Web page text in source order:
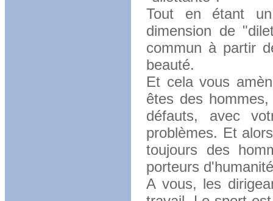
Tout en étant
dimension de
commun à partir
beauté.
Et cela vous
êtes des
défauts, avec
problèmes. Et
toujours des
porteurs
A vous, les